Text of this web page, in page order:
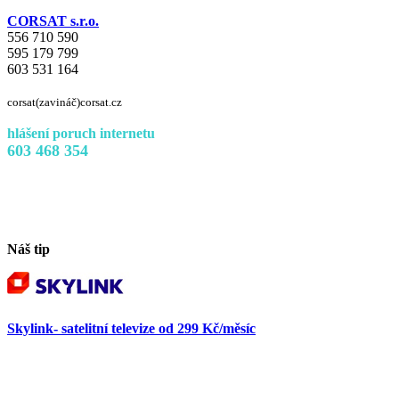
CORSAT s.r.o.
556 710 590
595 179 799
603 531 164
corsat(zavináč)corsat.cz
hlášení poruch internetu
603 468 354
Náš tip
Skylink- satelitní televize od 299 Kč/měsíc